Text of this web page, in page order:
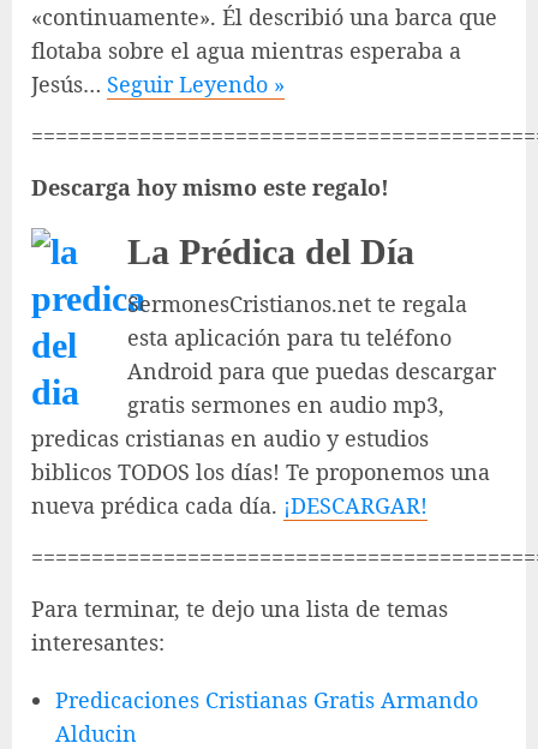
«continuamente». Él describió una barca que
flotaba sobre el agua mientras esperaba a
Jesús… Seguir Leyendo »
Descarga hoy mismo este regalo!
La Prédica del Día
SermonesCristianos.net te regala
esta aplicación para tu teléfono
Android para que puedas descargar
gratis sermones en audio mp3,
predicas cristianas en audio y estudios
biblicos TODOS los días! Te proponemos una
nueva prédica cada día. ¡DESCARGAR!
Para terminar, te dejo una lista de temas
interesantes:
Predicaciones Cristianas Gratis Armando
Alducin